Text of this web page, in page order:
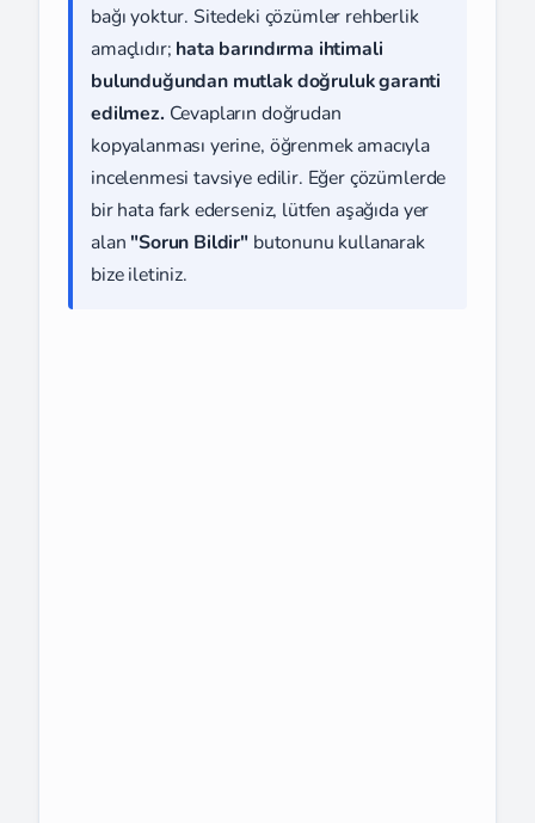
bağı yoktur. Sitedeki çözümler rehberlik
amaçlıdır; hata barındırma ihtimali
bulunduğundan mutlak doğruluk garanti
edilmez. Cevapların doğrudan
kopyalanması yerine, öğrenmek amacıyla
incelenmesi tavsiye edilir. Eğer çözümlerde
bir hata fark ederseniz, lütfen aşağıda yer
alan "Sorun Bildir" butonunu kullanarak
bize iletiniz.